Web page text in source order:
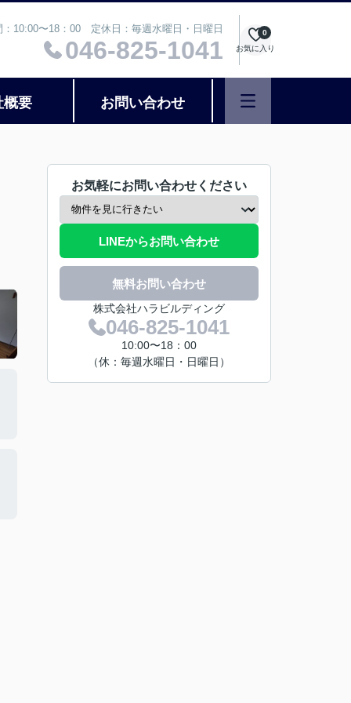
：10:00〜18：00 定休日：毎週水曜日・日曜日
046-825-1041 お気に入り
0
概要 お問い合わせ
お気軽にお問い合わせください
LINEからお問い合わせ
無料お問い合わせ
株式会社ハラビルディング
046-825-1041
10:00〜18：00
（休：毎週水曜日・日曜日）